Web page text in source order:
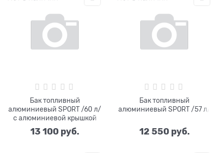
Бак топливный
алюминиевый SPORT /60 л/
с алюминиевой крышкой
13 100 руб.
Бак топливный
алюминиевый SPORT /57 л/
12 550 руб.